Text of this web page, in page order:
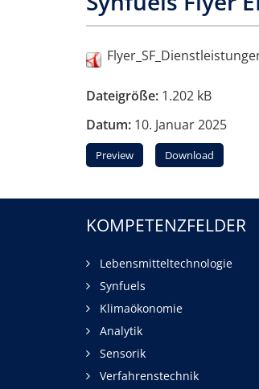
Dateigröße: 1.202 kB
Datum: 10. Januar 2025
Preview Download
KOMPETENZFELDER
Lebensmitteltechnologie
Synfuels
Klimaökonomie
Analytik
Sensorik
Verfahrenstechnik